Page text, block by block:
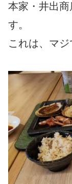
本家・井出
す。
これは、マジ